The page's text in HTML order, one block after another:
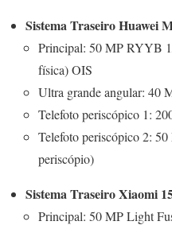
Sistema Traseiro Huawei
Principal: 50 MP RYYB
física) OIS
Ultra grande angular: 40
Telefoto periscópico 1:
Telefoto periscópico 2:
periscópio)
Sistema Traseiro Xiaomi
Principal: 50 MP Light